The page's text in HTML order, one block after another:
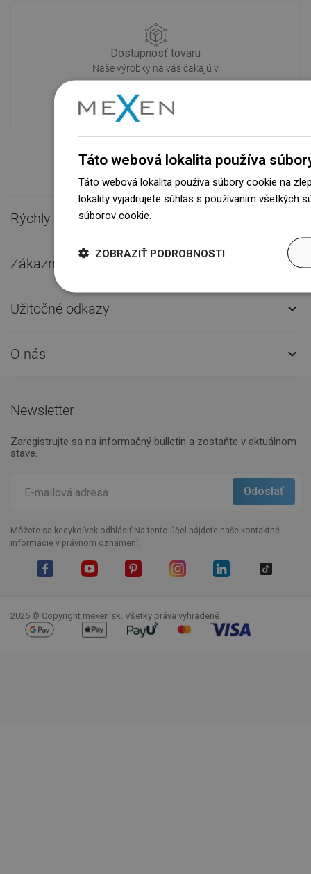
Dostupnosť tovaru
Naše výrobky na vás čakajú v
prepravu!
Rýchly kontakt
Zákaznícky servis 
Užitočné odkazy 
O nás 
Newsletter
Zaregistrujte sa na informačný bulletin a zostaňte v aktuálnom
stave.
Môžete sa kedykoľvek odhlásiť.Na tento účel nájdete naše kontaktné
informácie v právnom oznámení.
2026 © Copyright mexen.sk. Všetky práva vyhradené.
Táto webová lokalita používa
Táto webová lokalita používa súbory cookie na
lokality vyjadrujete súhlas s používaním všetkých
súborov cookie.
ZOBRAZIŤ PODROBNOSTI